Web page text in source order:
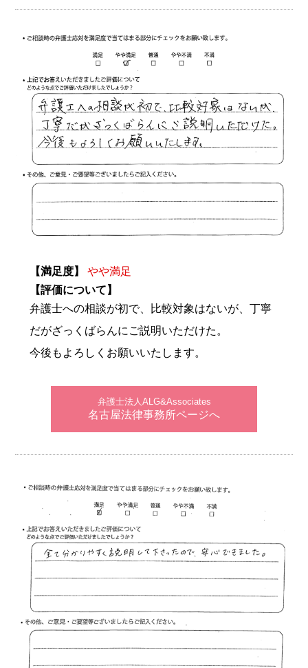
【満足度】
やや満足
【評価について】
弁護士への相談が初で、比較対象はないが、丁寧
だがざっくばらんにご説明いただけた。
今後もよろしくお願いいたします。
弁護士法人ALG&Associates
名古屋法律事務所ページへ